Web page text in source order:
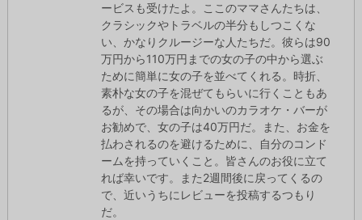
ービスも受けたよ。ここのママさんたちは、
クラシックやトラベルの半分もしつこくな
い、かなりクルージーな人たちだ。彼らは90
万円から110万円までの女の子の中から選ぶ
ために簡単に女の子を並べてくれる。時折、
素朴な女の子を混ぜてもらいに行くこともあ
るが、その場合は向かいのカラオケ・バーが
お勧めで、女の子は40万円だ。また、お金を
払わされるのを避けるために、自分のコンド
ームを持っていくこと。皆さんのお役に立て
れば幸いです。また2週間後に戻ってくるの
で、近いうちにレビューを投稿するつもり
だ。